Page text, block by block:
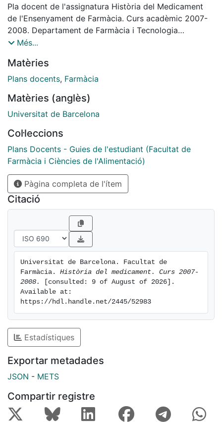
Pla docent de l'assignatura Història del Medicament
de l'Ensenyament de Farmàcia. Curs acadèmic 2007-
2008. Departament de Farmàcia i Tecnologia
Farmacèutica.
Més...
Matèries
Plans docents, Farmàcia
Matèries (anglès)
Universitat de Barcelona
Col·leccions
Plans Docents - Guies de l'estudiant (Facultat de
Farmàcia i Ciències de l'Alimentació)
Pàgina completa de l'ítem
Citació
Universitat de Barcelona. Facultat de
Farmàcia. Història del medicament. Curs 2007-
2008.
[consulted: 9 of August of 2026].
Available at:
https://hdl.handle.net/2445/52983
Estadístiques
Exportar metadades
JSON - METS
Compartir registre